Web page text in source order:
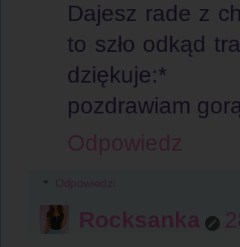
Dajesz rade z
to szło odkąd
dziękuje:*
pozdrawiam
Odpowiedz
Odpowiedzi
Rocksanka